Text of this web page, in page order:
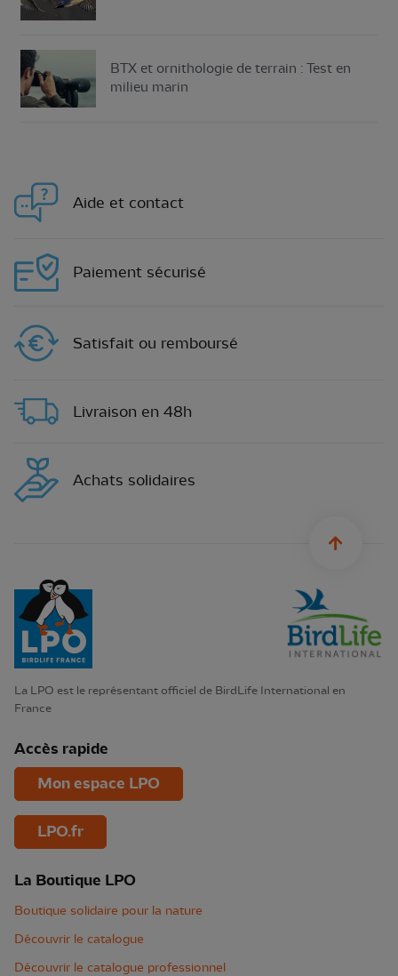
BTX et ornithologie de terrain : Test en
milieu marin
Aide et contact
Paiement sécurisé
Satisfait ou remboursé
Livraison en 48h
Achats solidaires
La LPO est le représentant officiel de BirdLife International en
France
Accès rapide
Mon espace LPO
LPO.fr
La Boutique LPO
Boutique solidaire pour la nature
Découvrir le catalogue
Découvrir le catalogue professionnel